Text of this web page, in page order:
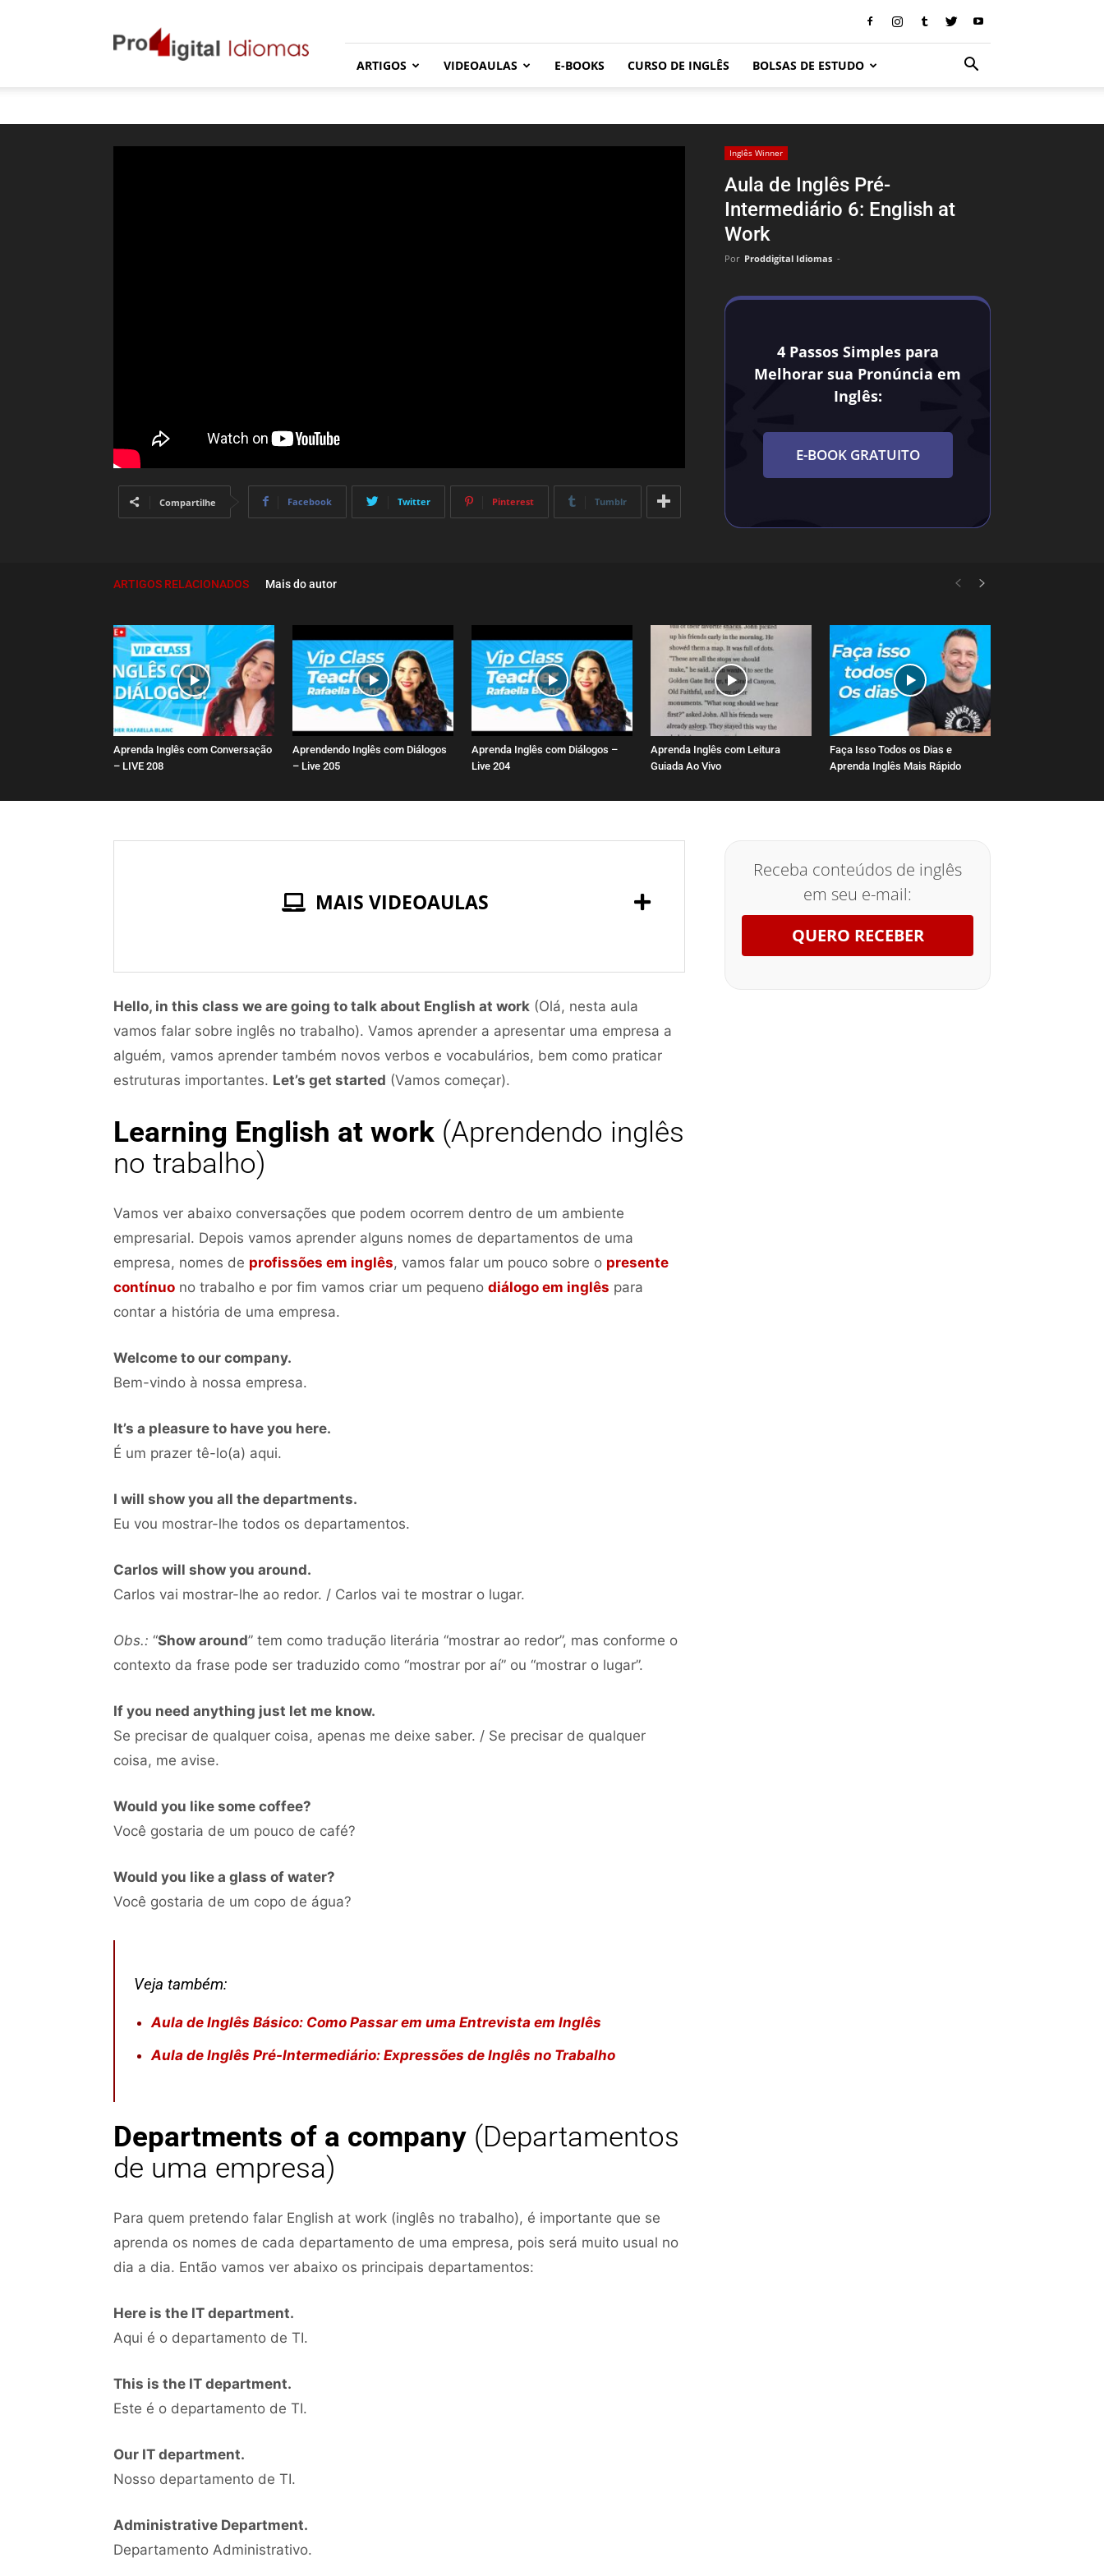
ARTIGOS VIDEOAULAS E-BOOKS CURSO DE INGLÊS BOLSAS DE ESTUDO
Inglês Winner
Aula de Inglês Pré-
Intermediário 6: English at
Work
Por Proddigital Idiomas -
4 Passos Simples para
Melhorar sua Pronúncia em
Inglês:
E-BOOK GRATUITO
Compartilhe Facebook Twitter Pinterest Tumblr
ARTIGOS RELACIONADOS Mais do autor
Aprenda Inglês com Conversação
– LIVE 208
Aprendendo Inglês com Diálogos
– Live 205
Aprenda Inglês com Diálogos –
Live 204
Aprenda Inglês com Leitura
Guiada Ao Vivo
Faça Isso Todos os Dias e
Aprenda Inglês Mais Rápido
MAIS VIDEOAULAS
Hello, in this class we are going to talk about English at work (Olá, nesta aula
vamos falar sobre inglês no trabalho). Vamos aprender a apresentar uma empresa a
alguém, vamos aprender também novos verbos e vocabulários, bem como praticar
estruturas importantes. Let’s get started (Vamos começar).
Learning English at work (Aprendendo inglês
no trabalho)
Vamos ver abaixo conversações que podem ocorrem dentro de um ambiente
empresarial. Depois vamos aprender alguns nomes de departamentos de uma
empresa, nomes de profissões em inglês, vamos falar um pouco sobre o presente
contínuo no trabalho e por fim vamos criar um pequeno diálogo em inglês para
contar a história de uma empresa.
Welcome to our company.
Bem-vindo à nossa empresa.
It’s a pleasure to have you here.
É um prazer tê-lo(a) aqui.
I will show you all the departments.
Eu vou mostrar-lhe todos os departamentos.
Carlos will show you around.
Carlos vai mostrar-lhe ao redor. / Carlos vai te mostrar o lugar.
Obs.: “Show around” tem como tradução literária “mostrar ao redor”, mas conforme o
contexto da frase pode ser traduzido como “mostrar por aí” ou “mostrar o lugar”.
If you need anything just let me know.
Se precisar de qualquer coisa, apenas me deixe saber. / Se precisar de qualquer
coisa, me avise.
Would you like some coffee?
Você gostaria de um pouco de café?
Would you like a glass of water?
Você gostaria de um copo de água?
Veja também:
Aula de Inglês Básico: Como Passar em uma Entrevista em Inglês
Aula de Inglês Pré-Intermediário: Expressões de Inglês no Trabalho
Departments of a company (Departamentos
de uma empresa)
Para quem pretendo falar English at work (inglês no trabalho), é importante que se
aprenda os nomes de cada departamento de uma empresa, pois será muito usual no
dia a dia. Então vamos ver abaixo os principais departamentos:
Here is the IT department.
Aqui é o departamento de TI.
This is the IT department.
Este é o departamento de TI.
Our IT department.
Nosso departamento de TI.
Administrative Department.
Departamento Administrativo.
Receba conteúdos de inglês
em seu e-mail:
QUERO RECEBER